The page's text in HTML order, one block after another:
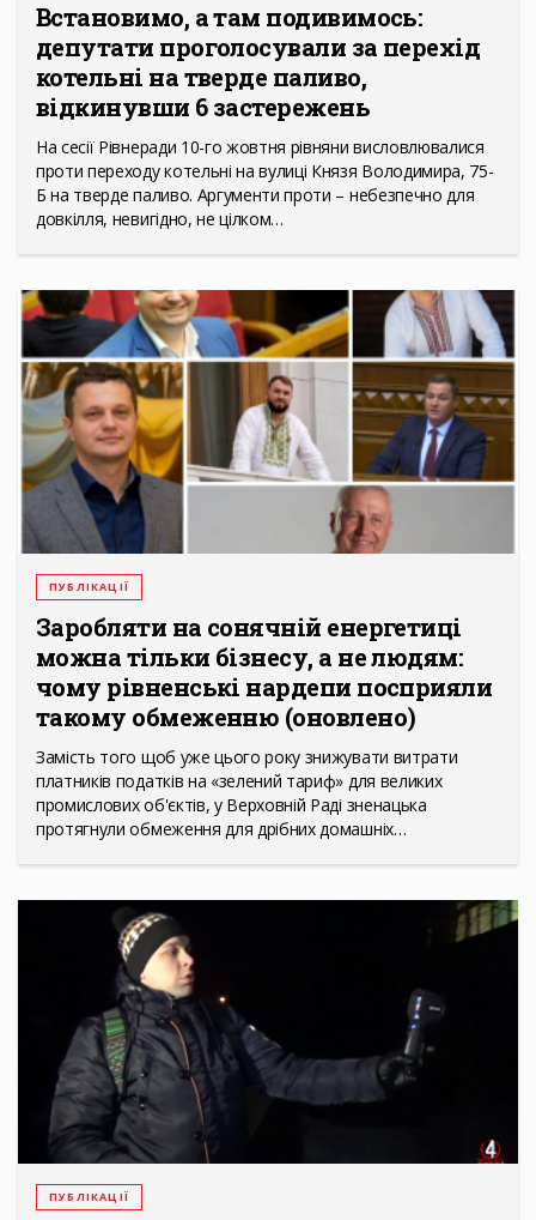
Встановимо, а там подивимось:
депутати проголосували за перехід
котельні на тверде паливо,
відкинувши 6 застережень
На сесії Рівнеради 10-го жовтня рівняни висловлювалися
проти переходу котельні на вулиці Князя Володимира, 75-
Б на тверде паливо. Аргументи проти – небезпечно для
довкілля, невигідно, не цілком…
ПУБЛІКАЦІЇ
Заробляти на сонячній енергетиці
можна тільки бізнесу, а не людям:
чому рівненські нардепи посприяли
такому обмеженню (оновлено)
Замість того щоб уже цього року знижувати витрати
платників податків на «зелений тариф» для великих
промислових об'єктів, у Верховній Раді зненацька
протягнули обмеження для дрібних домашніх…
ПУБЛІКАЦІЇ